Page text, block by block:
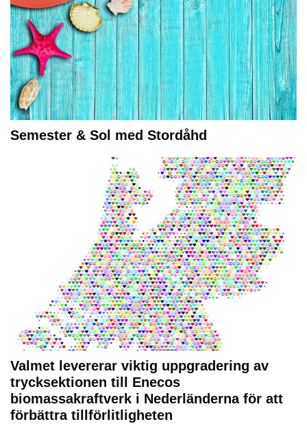
Semester & Sol med Stordåhd
Valmet levererar viktig uppgradering av
trycksektionen till Enecos
biomassakraftverk i Nederländerna för att
förbättra tillförlitligheten